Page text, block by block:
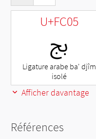
U+FC05
ﰅ
Ligature arabe ba' djîm
isolé
Afficher davantage
Références